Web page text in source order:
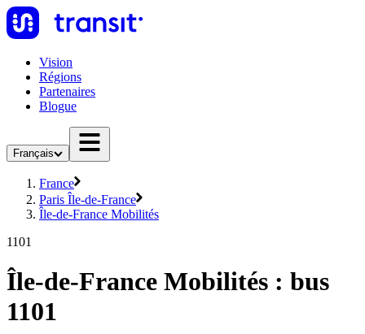
Vision
Régions
Partenaires
Blogue
Français
France
Paris Île-de-France
Île-de-France Mobilités
1101
Île-de-France Mobilités : bus
1101